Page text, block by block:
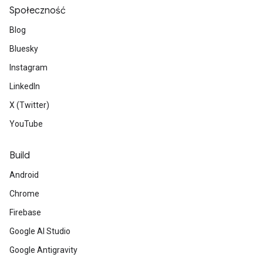
Społeczność
Blog
Bluesky
Instagram
LinkedIn
X (Twitter)
YouTube
Build
Android
Chrome
Firebase
Google AI Studio
Google Antigravity